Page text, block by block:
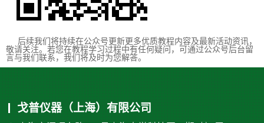
后续我们将持续在公众号更新更多优质教程内容及最新活动资讯，
敬请关注。若您在教程学习过程中有任何疑问，可通过公众号后台留
言与我们联系，我们将及时为您解答。
戈普仪器（上海）有限公司